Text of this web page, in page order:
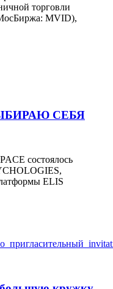
торговли
MVID),
СЕБЯ
состоялось
ELIS